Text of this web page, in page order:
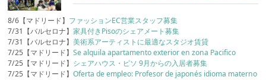
8/6【マドリード】 ファッションEC営業スタッフ募集
7/31【バルセロナ】家具付きPisoのシェアメート募集
7/31【バルセロナ】美術系アーティストに最適なスタジオ賃貸
7/25【マドリード】Se alquila apartamento exterior en zona Pacifico
7/25【マドリード】 シェアハウス・ピソ 9月からの入居者募集
7/25【マドリード】Oferta de empleo: Profesor de japonés idioma materno